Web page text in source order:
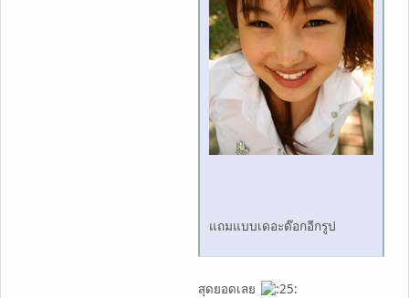
แถมแบบเดอะด๊อกอีกรูป
สุดยอดเลย